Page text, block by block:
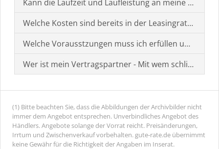
Kann die Laufzeit und Laufleistung an meine
Welche Kosten sind bereits in der Leasingrate
Welche Vorausstzungen muss ich erfüllen um einen
Wer ist mein Vertragspartner - Mit wem schließe ich
(1) Bitte beachten Sie, dass die Abbildungen der Archivbilder nicht
immer dem Angebot entsprechen. Unverbindliches Angebot des
Händlers. Angebote solange der Vorrat reicht. Preisänderungen,
Irrtum und Zwischenverkauf vorbehalten. gute-rate.de übernimmt
keine Gewähr für die Richtigkeit der Angaben im Inserat.